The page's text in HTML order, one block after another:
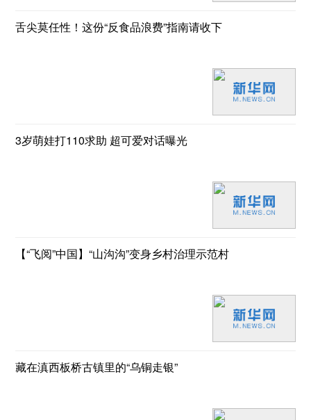
舌尖莫任性！这份“反食品浪费”指南请收下
3岁萌娃打110求助 超可爱对话曝光
【“飞阅”中国】“山沟沟”变身乡村治理示范村
藏在滇西板桥古镇里的“乌铜走银”